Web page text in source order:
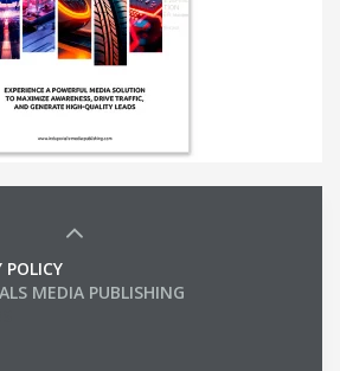
POLICY
MEDIA PUBLISHING